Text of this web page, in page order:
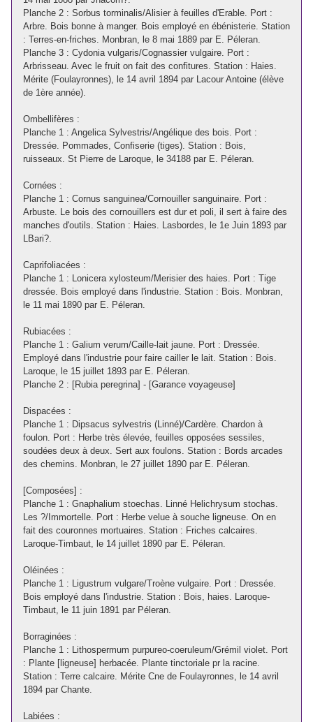
Planche 2 : Sorbus torminalis/Alisier à feuilles d'Erable. Port :
Arbre. Bois bonne à manger. Bois employé en ébénisterie. Station
: Terres-en-friches. Monbran, le 8 mai 1889 par E. Péleran.
Planche 3 : Cydonia vulgaris/Cognassier vulgaire. Port :
Arbrisseau. Avec le fruit on fait des confitures. Station : Haies.
Mérite (Foulayronnes), le 14 avril 1894 par Lacour Antoine (élève
de 1ère année).
Ombellifères :
Planche 1 : Angelica Sylvestris/Angélique des bois. Port :
Dressée. Pommades, Confiserie (tiges). Station : Bois,
ruisseaux. St Pierre de Laroque, le 34188 par E. Péleran.
Cornées :
Planche 1 : Cornus sanguinea/Cornouiller sanguinaire. Port :
Arbuste. Le bois des cornouillers est dur et poli, il sert à faire des
manches d'outils. Station : Haies. Lasbordes, le 1e Juin 1893 par
LBari?.
Caprifoliacées :
Planche 1 : Lonicera xylosteum/Merisier des haies. Port : Tige
dressée. Bois employé dans l'industrie. Station : Bois. Monbran,
le 11 mai 1890 par E. Péleran.
Rubiacées :
Planche 1 : Galium verum/Caille-lait jaune. Port : Dressée.
Employé dans l'industrie pour faire cailler le lait. Station : Bois.
Laroque, le 15 juillet 1893 par E. Péleran.
Planche 2 : [Rubia peregrina] - [Garance voyageuse]
Dispacées :
Planche 1 : Dipsacus sylvestris (Linné)/Cardère. Chardon à
foulon. Port : Herbe très élevée, feuilles opposées sessiles,
soudées deux à deux. Sert aux foulons. Station : Bords arcades
des chemins. Monbran, le 27 juillet 1890 par E. Péleran.
[Composées] :
Planche 1 : Gnaphalium stoechas. Linné Helichrysum stochas.
Les ?/Immortelle. Port : Herbe velue à souche ligneuse. On en
fait des couronnes mortuaires. Station : Friches calcaires.
Laroque-Timbaut, le 14 juillet 1890 par E. Péleran.
Oléinées :
Planche 1 : Ligustrum vulgare/Troène vulgaire. Port : Dressée.
Bois employé dans l'industrie. Station : Bois, haies. Laroque-
Timbaut, le 11 juin 1891 par Péleran.
Borraginées :
Planche 1 : Lithospermum purpureo-coeruleum/Grémil violet. Port
: Plante [ligneuse] herbacée. Plante tinctoriale pr la racine.
Station : Terre calcaire. Mérite Cne de Foulayronnes, le 14 avril
1894 par Chante.
Labiées :